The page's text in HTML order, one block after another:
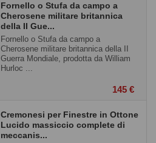
Fornello o Stufa da campo a
Cherosene militare britannica
della II Gue...
Fornello o Stufa da campo a
Cherosene militare britannica della II
Guerra Mondiale, prodotta da William
Hurloc ...
145 €
Cremonesi per Finestre in Ottone
Lucido massiccio complete di
meccanis...